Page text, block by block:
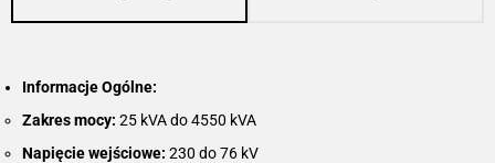
Informacje Ogólne:
Zakres mocy: 25 kVA do 4550 kVA
Napięcie wejściowe: 230 do 76 kV